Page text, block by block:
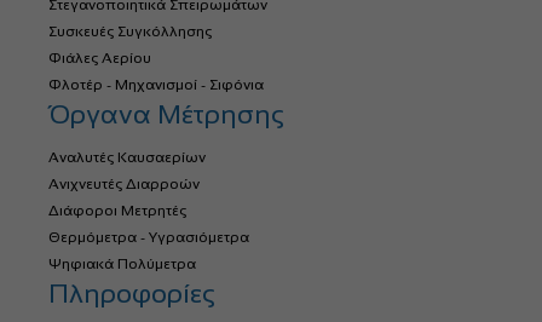
Στεγανοποιητικά Σπειρωμάτων
Συσκευές Συγκόλλησης
Φιάλες Αερίου
Φλοτέρ - Μηχανισμοί - Σιφόνια
Όργανα Μέτρησης
Αναλυτές Καυσαερίων
Ανιχνευτές Διαρροών
Διάφοροι Μετρητές
Θερμόμετρα - Υγρασιόμετρα
Ψηφιακά Πολύμετρα
Πληροφορίες